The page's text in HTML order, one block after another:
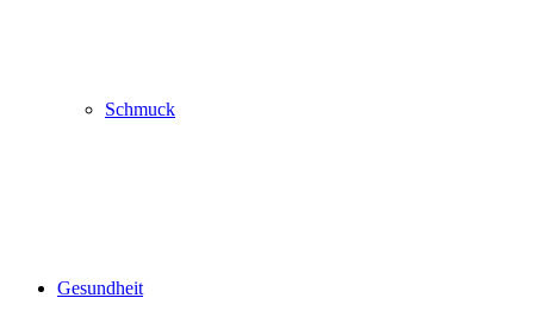
Schmuck
Gesundheit